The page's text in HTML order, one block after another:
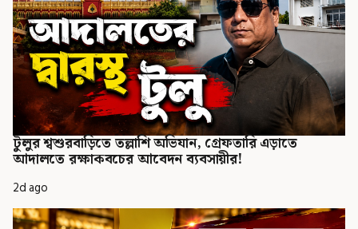
টুলুর শ্বশুরবাড়িতে তল্লাশি অভিযান, গ্রেফতারি এড়াতে
আদালতে রক্ষাকবচের আবেদন ব্যবসায়ীর!
2d ago